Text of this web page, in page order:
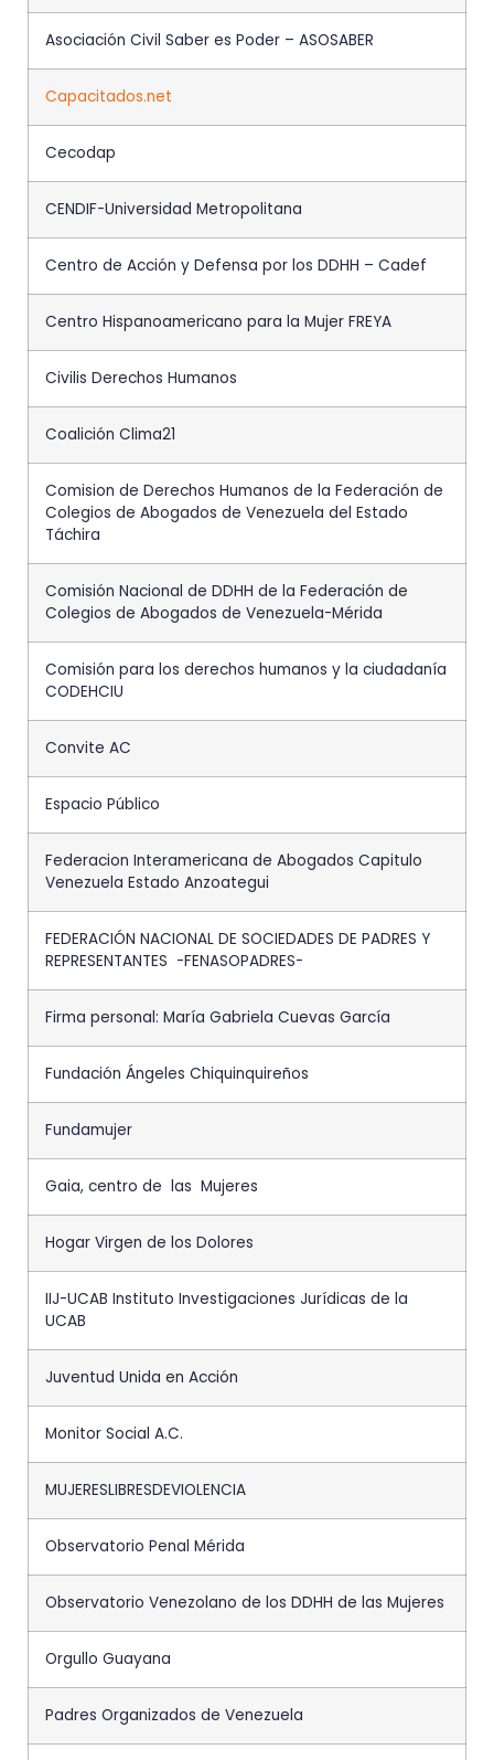
Asociación Civil Saber es Poder – ASOSABER
Capacitados.net
Cecodap
CENDIF-Universidad Metropolitana
Centro de Acción y Defensa por los DDHH – Cadef
Centro Hispanoamericano para la Mujer FREYA
Civilis Derechos Humanos
Coalición Clima21
Comision de Derechos Humanos de la Federación de
Colegios de Abogados de Venezuela del Estado
Táchira
Comisión Nacional de DDHH de la Federación de
Colegios de Abogados de Venezuela-Mérida
Comisión para los derechos humanos y la ciudadanía
CODEHCIU
Convite AC
Espacio Público
Federacion Interamericana de Abogados Capitulo
Venezuela Estado Anzoategui
FEDERACIÓN NACIONAL DE SOCIEDADES DE PADRES Y
REPRESENTANTES -FENASOPADRES-
Firma personal: María Gabriela Cuevas García
Fundación Ángeles Chiquinquireños
Fundamujer
Gaia, centro de las Mujeres
Hogar Virgen de los Dolores
IIJ-UCAB Instituto Investigaciones Jurídicas de la
UCAB
Juventud Unida en Acción
Monitor Social A.C.
MUJERESLIBRESDEVIOLENCIA
Observatorio Penal Mérida
Observatorio Venezolano de los DDHH de las Mujeres
Orgullo Guayana
Padres Organizados de Venezuela